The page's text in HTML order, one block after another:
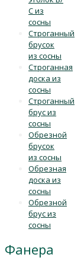
С из
сосны
Строганный
брусок
из сосны
Строганная
доска из
сосны
Строганный
брус из
сосны
Обрезной
брусок
из сосны
Обрезная
доска из
сосны
Обрезной
брус из
сосны
Фанера